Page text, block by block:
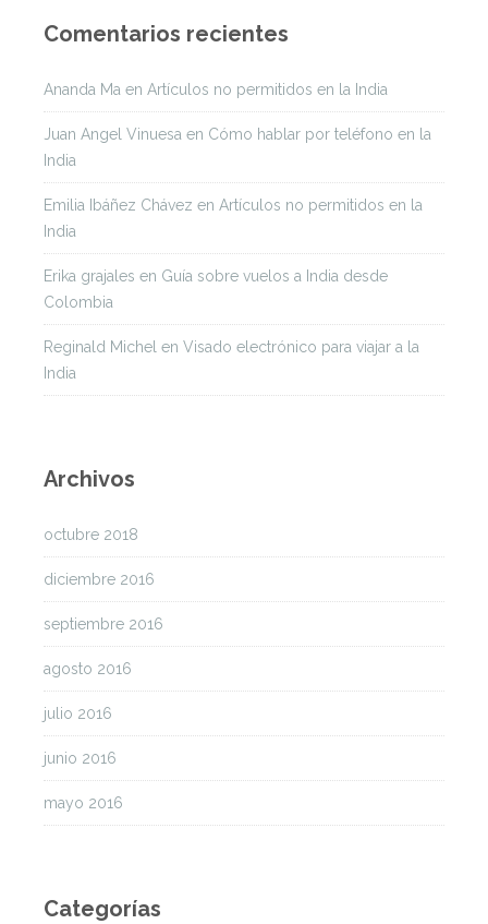
Comentarios recientes
Ananda Ma en Artículos no permitidos en la India
Juan Angel Vinuesa en Cómo hablar por teléfono en la
India
Emilia Ibáñez Chávez en Artículos no permitidos en la
India
Erika grajales en Guía sobre vuelos a India desde
Colombia
Reginald Michel en Visado electrónico para viajar a la
India
Archivos
octubre 2018
diciembre 2016
septiembre 2016
agosto 2016
julio 2016
junio 2016
mayo 2016
Categorías